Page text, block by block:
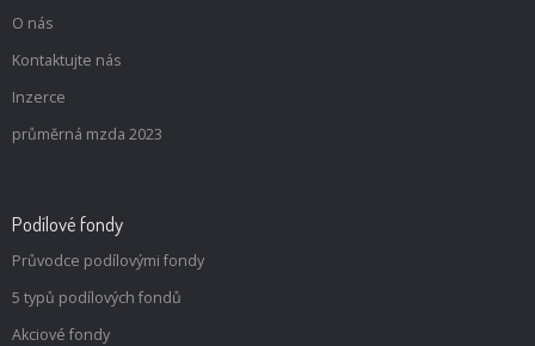
O nás
Kontaktujte nás
Inzerce
průměrná mzda 2023
Podílové fondy
Průvodce podílovými fondy
5 typů podílových fondů
Akciové fondy